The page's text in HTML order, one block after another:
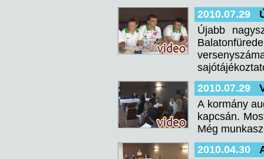
2010.07.29
Újabb
2010.07.29
A kormány
kapcsán.
Még
2010.04.30